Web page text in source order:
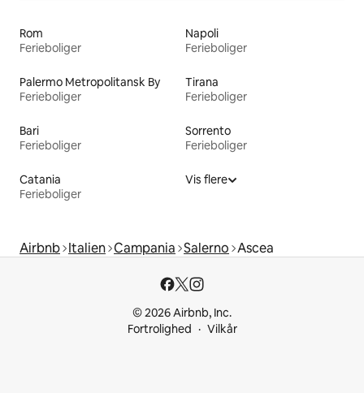
Rom
Ferieboliger
Napoli
Ferieboliger
Palermo Metropolitansk By
Ferieboliger
Tirana
Ferieboliger
Bari
Ferieboliger
Sorrento
Ferieboliger
Catania
Ferieboliger
Vis flere
Airbnb Italien Campania Salerno Ascea
© 2026 Airbnb, Inc.
Fortrolighed
Vilkår